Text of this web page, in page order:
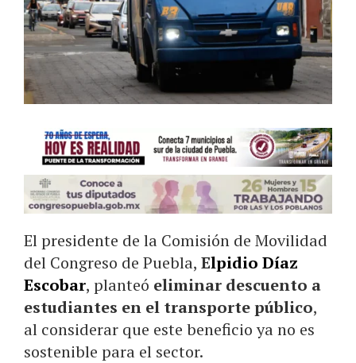
El presidente de la Comisión de Movilidad
del Congreso de Puebla, Elpidio Díaz
Escobar, planteó eliminar descuento a
estudiantes en el transporte público,
al considerar que este beneficio ya no es
sostenible para el sector.